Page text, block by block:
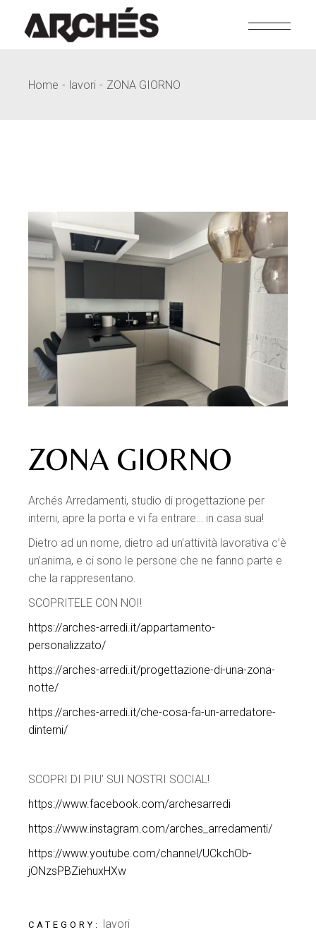
content
Home lavori ZONA GIORNO
ZONA GIORNO
Archés Arredamenti, studio di progettazione per
interni, apre la porta e vi fa entrare… in casa sua!
Dietro ad un nome, dietro ad un’attività lavorativa c’è
un’anima, e ci sono le persone che ne fanno parte e
che la rappresentano.
SCOPRITELE CON NOI!
https://arches-arredi.it/appartamento-
personalizzato/
https://arches-arredi.it/progettazione-di-una-zona-
notte/
https://arches-arredi.it/che-cosa-fa-un-arredatore-
dinterni/
SCOPRI DI PIU’ SUI NOSTRI SOCIAL!
https://www.facebook.com/archesarredi
https://www.instagram.com/arches_arredamenti/
https://www.youtube.com/channel/UCkchOb-
jONzsPBZiehuxHXw
CATEGORY: lavori